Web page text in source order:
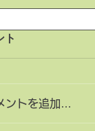
付けばもう
ト
ントを追加…